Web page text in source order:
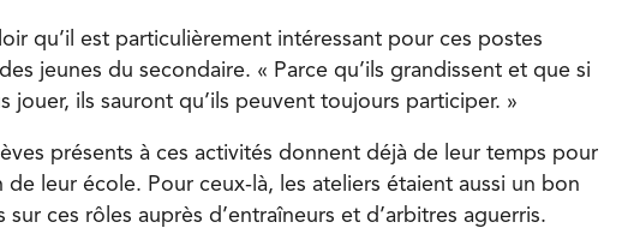
qu’il est particulièrement intéressant pour ces postes
jeunes du secondaire. « Parce qu’ils grandissent et que si
jouer, ils sauront qu’ils peuvent toujours participer. »
présents à ces activités donnent déjà de leur temps pour
leur école. Pour ceux-là, les ateliers étaient aussi un bon
ces rôles auprès d’entraîneurs et d’arbitres aguerris.